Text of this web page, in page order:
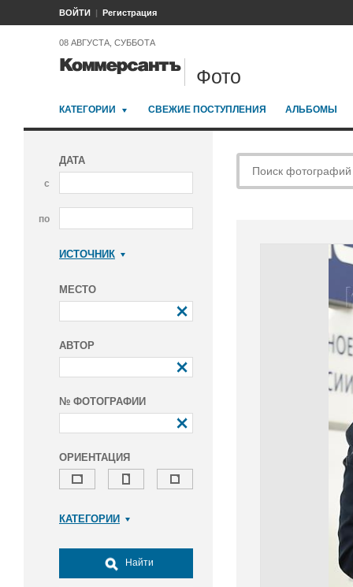
ВОЙТИ Регистрация
08 АВГУСТА, СУББОТА
Фото
КАТЕГОРИИ СВЕЖИЕ ПОСТУПЛЕНИЯ АЛЬБОМЫ
ДАТА
с
по
ИСТОЧНИК
МЕСТО
АВТОР
№ ФОТОГРАФИИ
ОРИЕНТАЦИЯ
КАТЕГОРИИ
Досуг, туризм и отдых
Культура
Найти